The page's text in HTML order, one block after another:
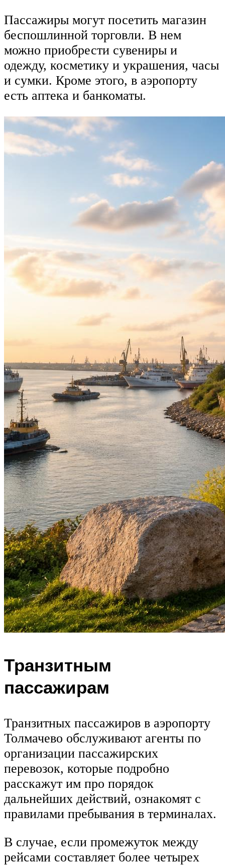
Пассажиры могут посетить магазин
беспошлинной торговли. В нем
можно приобрести сувениры и
одежду, косметику и украшения, часы
и сумки. Кроме этого, в аэропорту
есть аптека и банкоматы.
Транзитным
пассажирам
Транзитных пассажиров в аэропорту
Толмачево обслуживают агенты по
организации пассажирских
перевозок, которые подробно
расскажут им про порядок
дальнейших действий, ознакомят с
правилами пребывания в терминалах.
В случае, если промежуток между
рейсами составляет более четырех